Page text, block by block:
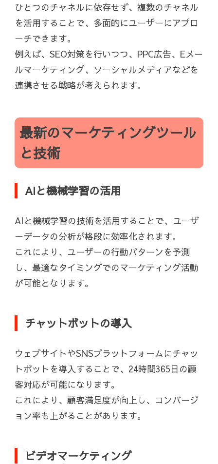
ひとつのチャネルに依存せず、複数のチャネル
を活用することで、多面的にユーザーにアプロ
ーチできます。
例えば、SEO対策を行いつつ、PPC広告、Eメー
ルマーケティング、ソーシャルメディアなどを
連携させる戦略が考えられます。
最新のマーケティングツール
と技術
AIと機械学習の活用
AIと機械学習の技術を活用することで、ユーザ
ーデータの分析が格段に効率化されます。
これにより、ユーザーの行動パターンを予測
し、最適なタイミングでのマーケティング活動
が可能となります。
チャットボットの導入
ウェブサイトやSNSプラットフォームにチャッ
トボットを導入することで、24時間365日の顧
客対応が可能になります。
これにより、顧客満足度が向上し、コンバージ
ョン率も上がることがあります。
ビデオマーケティング